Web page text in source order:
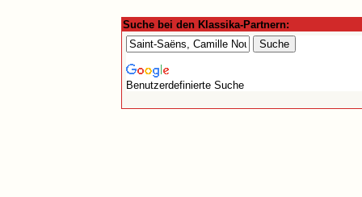
Suche bei den Klassika-Partnern:
Benutzerdefinierte Suche